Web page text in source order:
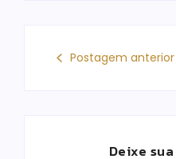
Postagem anterior
Deixe